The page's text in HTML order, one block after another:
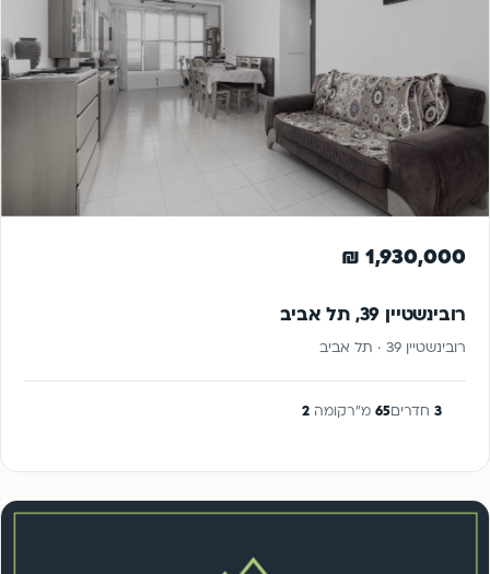
1,930,000 ₪
רובינשטיין 39, תל אביב
רובינשטיין 39 · תל אביב
3 חדרים65 מ"רקומה2